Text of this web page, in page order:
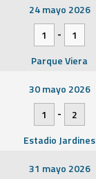
24 mayo 2026
1
-
1
Parque Viera
30 mayo 2026
1
-
2
Estadio Jardines
31 mayo 2026